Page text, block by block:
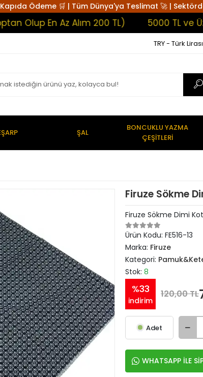
Kapıda Ödeme 🛒 | Tüm Dünya'ya Teslimat 🚀 |
En Az Alım 200 TL) 5000 TL ve Üzeri
TRY - Türk Lirası
ŞAL
BONCUKLU YAZMA
ÇEŞİTLERİ
Firuze Sökme
Firuze Sökme Dimi
Ürün Kodu: FE516-13
Marka: Firuze
Kategori:
Stok: 8
%33
indirim
120,00 TL
Adet
WHATSAPP İLE